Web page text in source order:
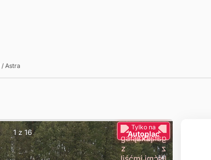
/ Astra
1 z 16
Tylko na
Autoplac